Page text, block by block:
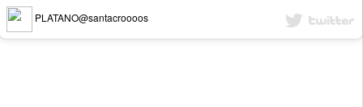
PLATANO@santacroooos